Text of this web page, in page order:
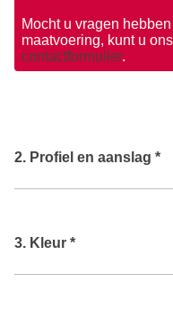
Mocht u vragen
maatvoering, kunt u
contactformulier.
2. Profiel en aanslag *
3. Kleur *